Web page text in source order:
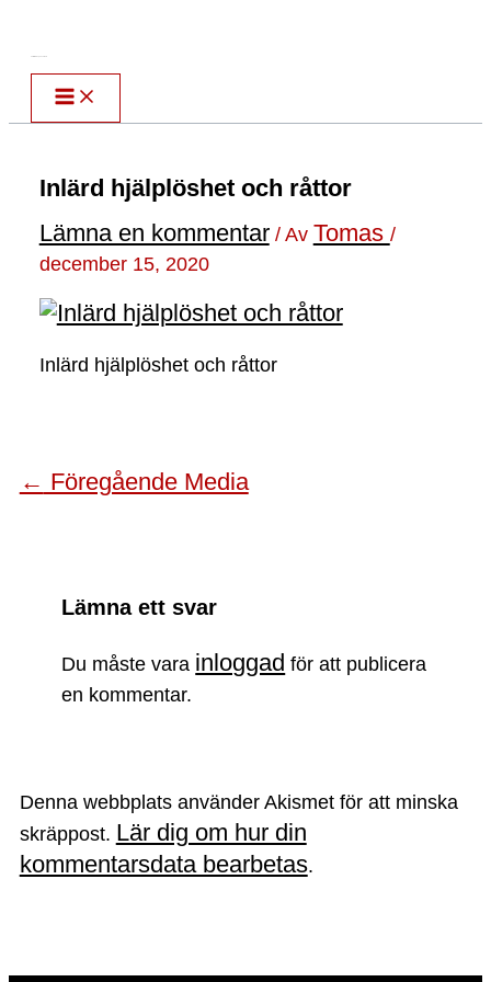
innehåll
Inlärd hjälplöshet och råttor
Lämna en kommentar / Av Tomas /
december 15, 2020
Inlärd hjälplöshet och råttor
← Föregående Media
Lämna ett svar
Du måste vara inloggad för att publicera
en kommentar.
Denna webbplats använder Akismet för att minska
skräppost. Lär dig om hur din
kommentarsdata bearbetas.